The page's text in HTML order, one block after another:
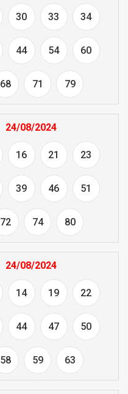
30 33 34
44 54 60
68 71 79
24/08/2024
16 21 23
39 46 51
72 74 80
24/08/2024
14 19 22
44 47 50
58 59 63